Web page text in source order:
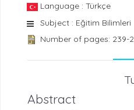
Language : Türkçe
Subject : Eğitim Bilimleri
Number of pages: 239-
Abstract